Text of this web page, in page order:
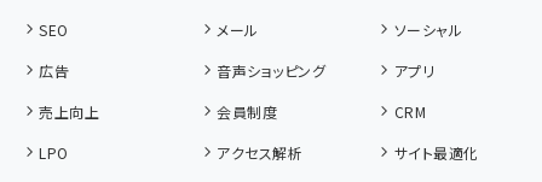
SEO メール
ソーシャル
広告
音声ショッピング
アプリ
売上向上
会員制度
CRM
LPO
アクセス解析
サイト最適化